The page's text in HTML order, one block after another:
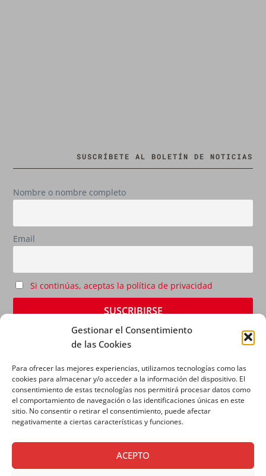
Gestionar el Consentimiento
de las Cookies
Para ofrecer las mejores experiencias, utilizamos tecnologías como las
cookies para almacenar y/o acceder a la información del dispositivo. El
consentimiento de estas tecnologías nos permitirá procesar datos como
el comportamiento de navegación o las identificaciones únicas en este
sitio. No consentir o retirar el consentimiento, puede afectar
negativamente a ciertas características y funciones.
ACEPTO
SUSCRÍBETE AL BOLETÍN DE NOTICIAS
Nombre o nombre completo
Email
Si continúas, aceptas la política de privacidad
AVISO LEGAL|POLÍTICA DE PRIVACIDAD|